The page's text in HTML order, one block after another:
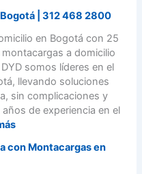
o
o
e
c
t
o
e
n
o
á
?
G
u
í
a
a
| 312 468 2800
en Bogotá con 25
a domicilio
somos líderes en el
llevando soluciones
sin complicaciones y
de experiencia en el
:
M
con Montacargas en